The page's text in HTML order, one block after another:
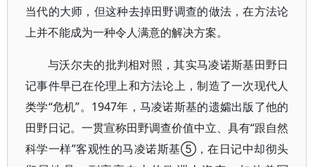
当代的大师，但这种去掉田野调查的做法，在方法论
上并不能成为一种令人满意的解决方案。
与沃尔夫的批判相对照，其实马凌诺斯基田野日
记事件早已在伦理上和方法论上，制造了一次现代人
类学“危机”。1947年，马凌诺斯基的遗孀出版了他的
田野日记。一贯宣称田野调查价值中立、具有“跟自然
科学一样”客观性的马凌诺斯基⑤，在日记中却彻头